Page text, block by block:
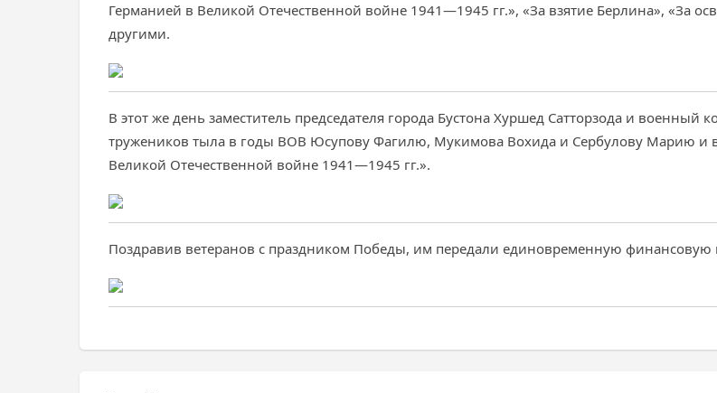
Германией в Великой Отечественной войне 1941—1945 гг.», «За взятие Берлина», «За
другими.
В этот же день заместитель председателя города Бустона Хуршед Сатторзода и
тружеников тыла в годы ВОВ Юсупову Фагилю, Мукимова Вохида и Сербулову Марию
Великой Отечественной войне 1941—1945 гг.».
Поздравив ветеранов с праздником Победы, им передали единовременную